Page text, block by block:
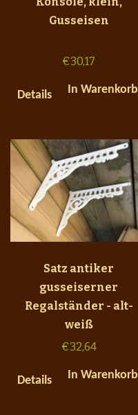
Gusseisen
€30,17
Details In Warenkorb
Satz antiker
gusseiserner
Regalständer - alt-
weiß
€32,64
Details In Warenkorb